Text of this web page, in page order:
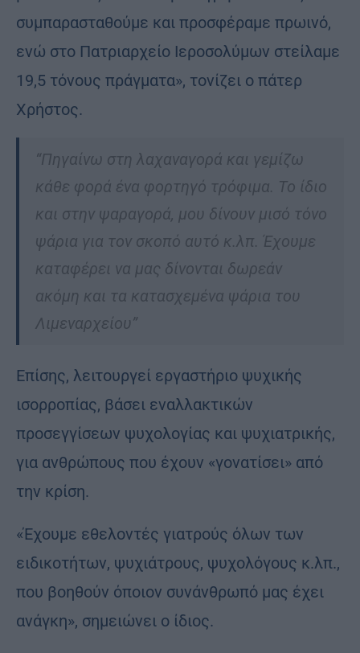
συμπαρασταθούμε και προσφέραμε πρωινό,
ενώ στο Πατριαρχείο Ιεροσολύμων στείλαμε
19,5 τόνους πράγματα», τονίζει ο πάτερ
Χρήστος.
“Πηγαίνω στη λαχαναγορά και γεμίζω
κάθε φορά ένα φορτηγό τρόφιμα. Το ίδιο
και στην ψαραγορά, μου δίνουν μισό τόνο
ψάρια για τον σκοπό αυτό κ.λπ. Έχουμε
καταφέρει να μας δίνονται δωρεάν
ακόμη και τα κατασχεμένα ψάρια του
Λιμεναρχείου”
Επίσης, λειτουργεί εργαστήριο ψυχικής
ισορροπίας, βάσει εναλλακτικών
προσεγγίσεων ψυχολογίας και ψυχιατρικής,
για ανθρώπους που έχουν «γονατίσει» από
την κρίση.
«Έχουμε εθελοντές γιατρούς όλων των
ειδικοτήτων, ψυχιάτρους, ψυχολόγους κ.λπ.,
που βοηθούν όποιον συνάνθρωπό μας έχει
ανάγκη», σημειώνει ο ίδιος.